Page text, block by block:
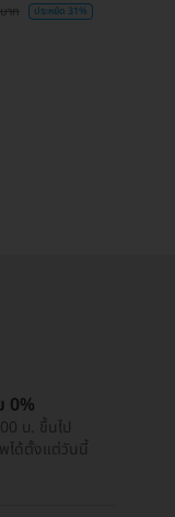
าท ประหยัด 31%
0%
บ. ขึ้นไป
ได้ตั้งแต่วันนี้